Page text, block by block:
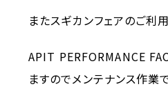
またスギカンフェアのご利
APIT PERFORMANCE
ますのでメンテナンス作業